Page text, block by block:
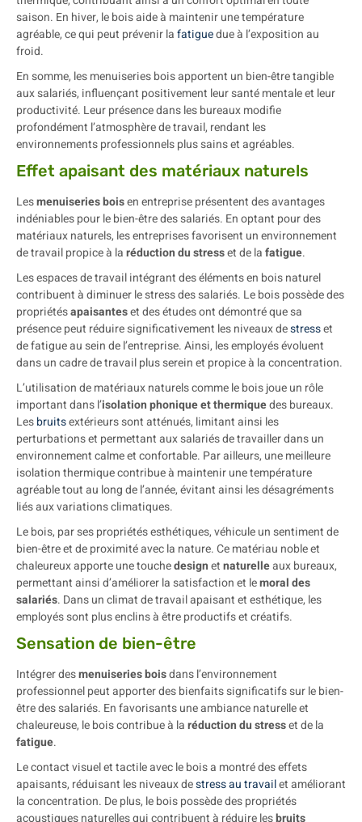
saison. En hiver, le bois aide à maintenir une température
agréable, ce qui peut prévenir lafatiguedue à l’exposition au
froid.
En somme, les menuiseries bois apportent un bien-être tangible
aux salariés, influençant positivement leur santé mentale et leur
productivité. Leur présence dans les bureaux modifie
profondément l’atmosphère de travail, rendant les
environnements professionnels plus sains et agréables.
Effet apaisant des matériaux naturels
Lesmenuiseries boisen entreprise présentent des avantages
indéniables pour le bien-être des salariés. En optant pour des
matériaux naturels, les entreprises favorisent un environnement
de travail propice à laréduction du stresset de lafatigue.
Les espaces de travail intégrant des éléments en bois naturel
contribuent à diminuer le stress des salariés. Le bois possède des
propriétésapaisanteset des études ont démontré que sa
présence peut réduire significativement les niveaux destresset
de fatigue au sein de l’entreprise. Ainsi, les employés évoluent
dans un cadre de travail plus serein et propice à la concentration.
L’utilisation de matériaux naturels comme le bois joue un rôle
important dans l’isolation phonique et thermiquedes bureaux.
Lesbruitsextérieurs sont atténués, limitant ainsi les
perturbations et permettant aux salariés de travailler dans un
environnement calme et confortable. Par ailleurs, une meilleure
isolation thermique contribue à maintenir une température
agréable tout au long de l’année, évitant ainsi les désagréments
liés aux variations climatiques.
Le bois, par ses propriétés esthétiques, véhicule un sentiment de
bien-être et de proximité avec la nature. Ce matériau noble et
chaleureux apporte une touchedesignetnaturelleaux bureaux,
permettant ainsi d’améliorer la satisfaction et lemoral des
salariés. Dans un climat de travail apaisant et esthétique, les
employés sont plus enclins à être productifs et créatifs.
Sensation de bien-être
Intégrer desmenuiseries boisdans l’environnement
professionnel peut apporter des bienfaits significatifs sur le bien-
être des salariés. En favorisants une ambiance naturelle et
chaleureuse, le bois contribue à laréduction du stresset de la
fatigue.
Le contact visuel et tactile avec le bois a montré des effets
apaisants, réduisant les niveaux destress au travailet améliorant
la concentration. De plus, le bois possède des propriétés
acoustiques naturelles qui contribuent à réduire lesbruits